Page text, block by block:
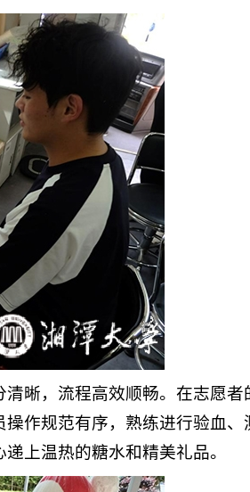
晰，流程高效顺畅。在志愿者
作规范有序，熟练进行验血、
上温热的糖水和精美礼品。